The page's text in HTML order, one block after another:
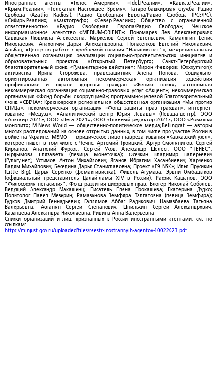
Иностранные агенты: «Голос Америки»; «Idel.Реалии»; «Кавказ.Реалии»;
«Крым.Реалии»; «Телеканал Настоящее Время»; Татаро-башкирская служба Радио
Свобода (Azatliq Radiosi); Радио Свободная Европа/Радио Свобода (PCE/PC);
«Сибирь.Реалии»; «Фактограф»; «Север.Реалии»; Общество с ограниченной
ответственностью «Радио Свободная Европа/Радио Свобода»; Чешское
информационное агентство «MEDIUM-ORIENT»; Пономарев Лев Александрович;
Савицкая Людмила Алексеевна; Маркелов Сергей Евгеньевич; Камалягин Денис
Николаевич; Апахончич Дарья Александровна; Понасенков Евгений Николаевич;
Альбац; «Центр по работе с проблемой насилия "Насилию.нет"»; межрегиональная
общественная организация реализации социально-просветительских инициатив и
образовательных проектов «Открытый Петербург»; Санкт-Петербургский
благотворительный фонд «Гуманитарное действие»; Мирон Федоров; (Oxxxymiron);
активистка Ирина Сторожева; правозащитник Алена Попова; Социально-
ориентированная автономная некоммерческая организация содействия
профилактике и охране здоровья граждан «Феникс плюс»; автономная
некоммерческая организация социально-правовых услуг «Акцент»; некоммерческая
организация «Фонд борьбы с коррупцией»; программно-целевой Благотворительный
Фонд «СВЕЧА»; Красноярская региональная общественная организация «Мы против
СПИДа»; некоммерческая организация «Фонд защиты прав граждан»; интернет-
издание «Медуза»; «Аналитический центр Юрия Левады» (Левада-центр); ООО
«Альтаир 2021»; ООО «Вега 2021»; ООО «Главный редактор 2021»; ООО «Ромашки
монолит»; M.News World — общественно-политическое медиа;Bellingcat — авторы
многих расследований на основе открытых данных, в том числе про участие России в
войне на Украине; МЕМО — юридическое лицо главреда издания «Кавказский узел»,
которое пишет в том числе о Чечне; Артемий Троицкий; Артур Смолянинов; Сергей
Кирсанов; Анатолий Фурсов; Сергей Ухов; Александр Шелест; ООО "ТЕНЕС";
Гырдымова Елизавета (певица Монеточка); Осечкин Владимир Валерьевич
(Гулагу.нет); Устимов Антон Михайлович; Яганов Ибрагим Хасанбиевич; Харченко
Вадим Михайлович; Беседина Дарья Станиславовна; Проект «T9 NSK»; Илья Прусикин
(Little Big); Дарья Серенко (фемактивистка); Фидель Агумава; Эрдни Омбадыков
(официальный представитель Далай-ламы XIV в России); Рафис Кашапов; ООО
"Философия ненасилия"; Фонд развития цифровых прав; Блогер Николай Соболев;
Ведущий Александр Макашенц; Писатель Елена Прокашева; Екатерина Дудко;
Политолог Павел Мезерин; Рамазанова Земфира Талгатовна (певица Земфира);
Гудков Дмитрий Геннадьевич; Галлямов Аббас Радикович; Намазбаева Татьяна
Валерьевна; Асланян Сергей Степанович; Шпилькин Сергей Александрович;
Казанцева Александра Николаевна; Ривина Анна Валерьевна
Списки организаций и лиц, признанных в России иностранными агентами, см. по
ссылкам:
https://minjust.gov.ru/uploaded/files/reestr-inostrannyih-agentov-10022023.pdf